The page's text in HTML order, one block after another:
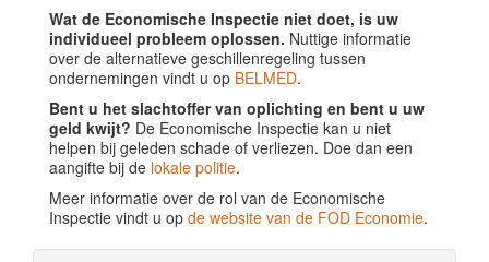
Wat de Economische Inspectie niet doet, is uw
individueel probleem oplossen. Nuttige informatie
over de alternatieve geschillenregeling tussen
ondernemingen vindt u op BELMED.
Bent u het slachtoffer van oplichting en bent u uw
geld kwijt? De Economische Inspectie kan u niet
helpen bij geleden schade of verliezen. Doe dan een
aangifte bij de lokale politie.
Meer informatie over de rol van de Economische
Inspectie vindt u op de website van de FOD Economie.